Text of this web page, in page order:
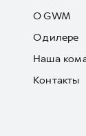
О GWM
О дилере
Наша
Контакты